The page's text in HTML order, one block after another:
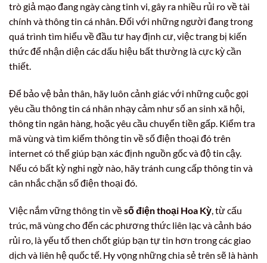
trò giả mạo đang ngày càng tinh vi, gây ra nhiều rủi ro về tài
chính và thông tin cá nhân. Đối với những người đang trong
quá trình tìm hiểu về đầu tư hay định cư, việc trang bị kiến
thức để nhận diện các dấu hiệu bất thường là cực kỳ cần
thiết.
Để bảo vệ bản thân, hãy luôn cảnh giác với những cuộc gọi
yêu cầu thông tin cá nhân nhạy cảm như số an sinh xã hội,
thông tin ngân hàng, hoặc yêu cầu chuyển tiền gấp. Kiểm tra
mã vùng và tìm kiếm thông tin về số điện thoại đó trên
internet có thể giúp bạn xác định nguồn gốc và độ tin cậy.
Nếu có bất kỳ nghi ngờ nào, hãy tránh cung cấp thông tin và
cân nhắc chặn số điện thoại đó.
Việc nắm vững thông tin vềsố điện thoại Hoa Kỳ, từ cấu
trúc, mã vùng cho đến các phương thức liên lạc và cảnh báo
rủi ro, là yếu tố then chốt giúp bạn tự tin hơn trong các giao
dịch và liên hệ quốc tế. Hy vọng những chia sẻ trên sẽ là hành